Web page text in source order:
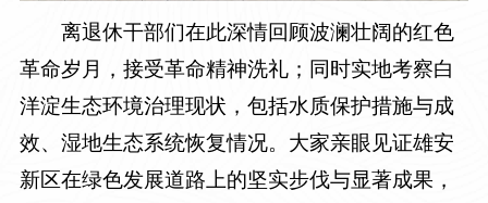
离退休干部们在此深情回顾波澜壮阔的红色
革命岁月，接受革命精神洗礼；同时实地考察白
洋淀生态环境治理现状，包括水质保护措施与成
效、湿地生态系统恢复情况。大家亲眼见证雄安
新区在绿色发展道路上的坚实步伐与显著成果，